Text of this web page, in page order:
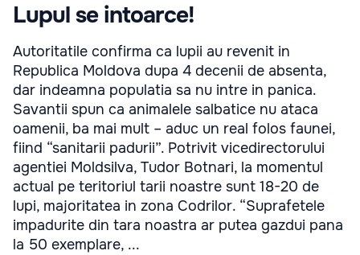
Lupul se intoarce!
Autoritatile confirma ca lupii au revenit in
Republica Moldova dupa 4 decenii de absenta,
dar indeamna populatia sa nu intre in panica.
Savantii spun ca animalele salbatice nu ataca
oamenii, ba mai mult – aduc un real folos faunei,
fiind “sanitarii padurii”. Potrivit vicedirectorului
agentiei Moldsilva, Tudor Botnari, la momentul
actual pe teritoriul tarii noastre sunt 18-20 de
lupi, majoritatea in zona Codrilor. “Suprafetele
impadurite din tara noastra ar putea gazdui pana
la 50 exemplare, ...